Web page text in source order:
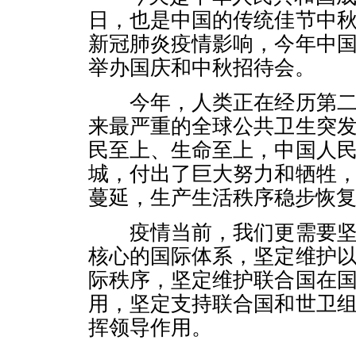
日，也是中国的传统佳节中
新冠肺炎疫情影响，今年中
举办国庆和中秋招待会。
今年，人类正在经历第二
来最严重的全球公共卫生突
民至上、生命至上，中国人
城，付出了巨大努力和牺牲
蔓延，生产生活秩序稳步恢
疫情当前，我们更需要坚
核心的国际体系，坚定维护
际秩序，坚定维护联合国在
用，坚定支持联合国和世卫
挥领导作用。